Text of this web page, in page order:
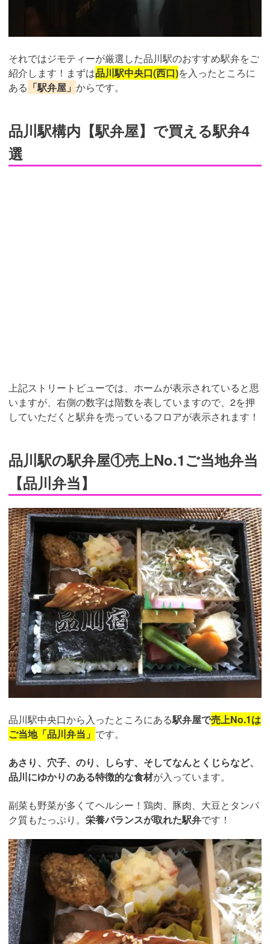
それではジモティーが厳選した品川駅のおすすめ駅弁をご
紹介します！まずは品川駅中央口(西口)を入ったところに
ある 「駅弁屋」 からです。
品川駅構内【駅弁屋】で買える駅弁4
選
上記ストリートビューでは、ホームが表示されていると思
いますが、右側の数字は階数を表していますので、2を押
していただくと駅弁を売っているフロアが表示されます！
品川駅の駅弁屋①売上No.1ご当地弁当
【品川弁当】
品川駅中央口から入ったところにある駅弁屋で売上No.1は
ご当地「品川弁当」 です。
あさり、穴子、のり、しらす、そしてなんとくじらなど、
品川にゆかりのある特徴的な食材が入っています。
副菜も野菜が多くてヘルシー！鶏肉、豚肉、大豆とタンパ
ク質もたっぷり。 栄養バランスが取れた駅弁です！